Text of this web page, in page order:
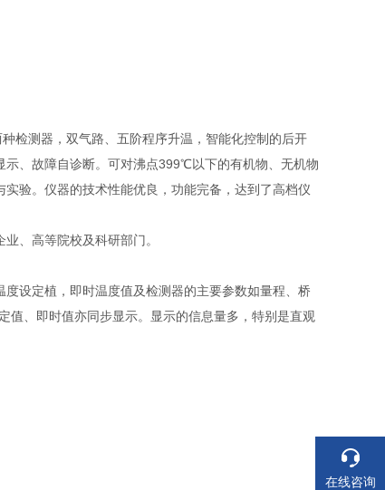
检测器，双气路、五阶程序升温，智能化控制的后开
、故障自诊断。可对沸点399℃以下的有机物、无机物
验。仪器的技术性能优良，功能完备，达到了高档仪
业、高等院校及科研部门。
设定植，即时温度值及检测器的主要参数如量程、桥
、即时值亦同步显示。显示的信息量多，特别是直观
在线咨询